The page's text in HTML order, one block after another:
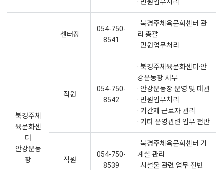
· 민원업무처리
북경주체
육문화센
터
안강운동
장
센터장
054-750-
8541
· 북경주체육문화센터 관
리 총괄
· 민원업무처리
직원
054-750-
8542
· 북경주체육문화센터·안
강운동장 서무
· 안강운동장 운영 및 대관
· 민원업무처리
· 기간제 근로자 관리
· 기타 운영관련 업무 전반
직원
054-750-
8539
· 북경주체육문화센터 기
계실 관리
· 시설물 관련 업무 전반